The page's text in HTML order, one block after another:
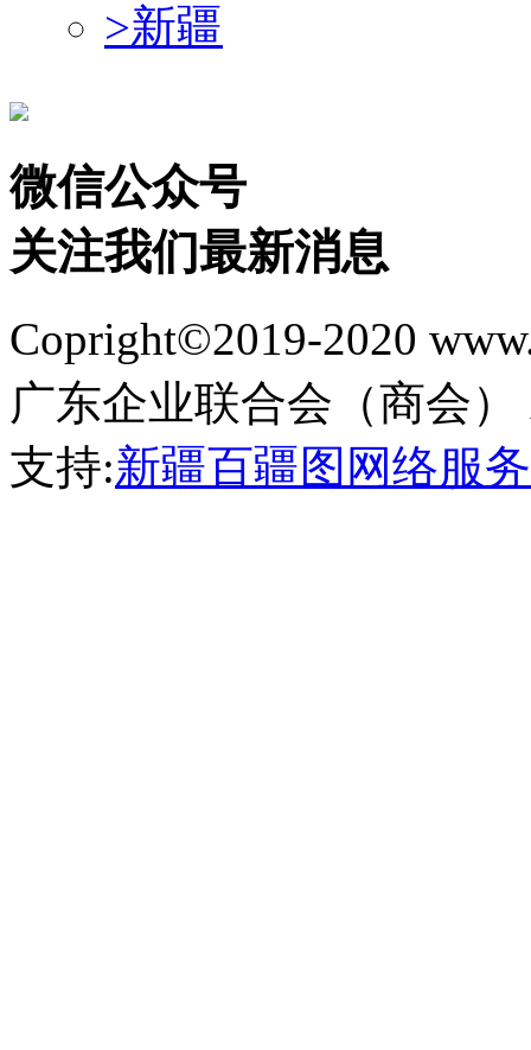
>新疆
微信公众号
关注我们最新消息
Copright©2019-2020
广东企业联合会（商会）
支持:新疆百疆图网络服